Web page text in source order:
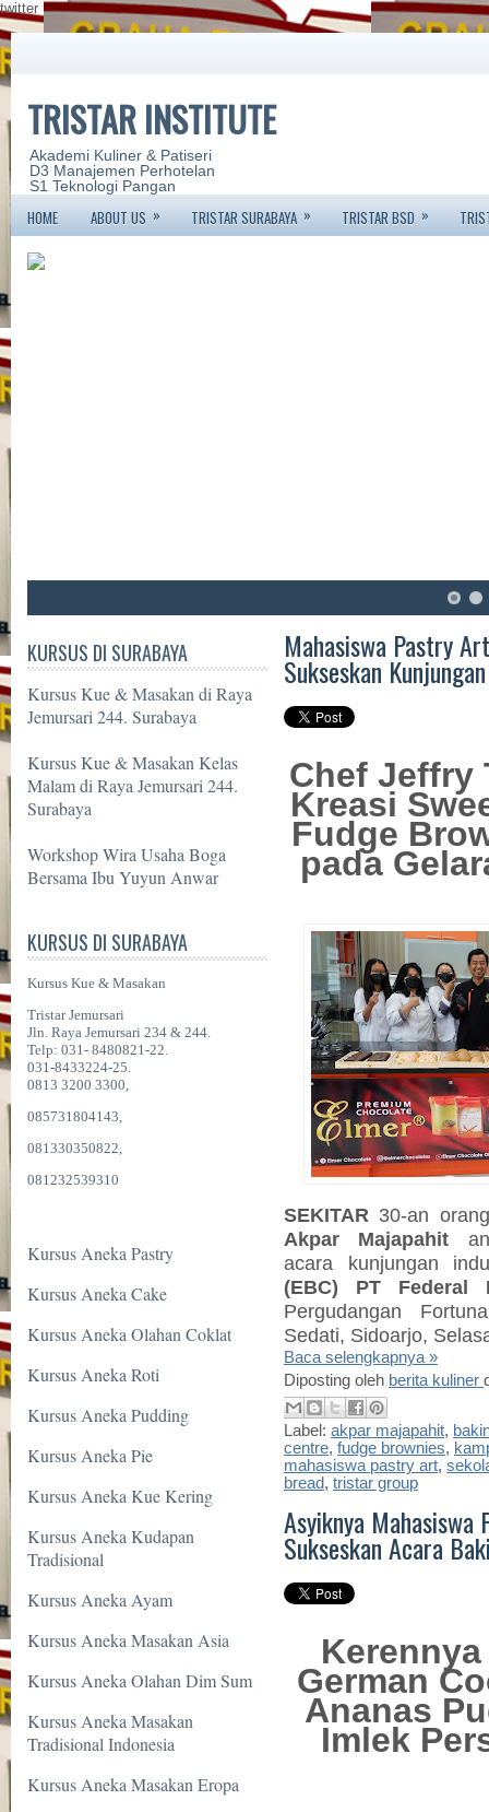
twitter
TRISTAR INSTITUTE
Akademi Kuliner & Patiseri
D3 Manajemen Perhotelan
S1 Teknologi Pangan
HOME ABOUT US » TRISTAR SURABAYA » TRISTAR BSD »
KURSUS DI SURABAYA
Kursus Kue & Masakan di Raya
Jemursari 244. Surabaya
Kursus Kue & Masakan Kelas
Malam di Raya Jemursari 244.
Surabaya
Workshop Wira Usaha Boga
Bersama Ibu Yuyun Anwar
KURSUS DI SURABAYA
Kursus Kue & Masakan
Tristar Jemursari
Jln. Raya Jemursari 234 & 244.
Telp: 031- 8480821-22.
031-8433224-25.
0813 3200 3300,
085731804143,
081330350822,
081232539310
Kursus Aneka Pastry
Kursus Aneka Cake
Kursus Aneka Olahan Coklat
Kursus Aneka Roti
Kursus Aneka Pudding
Kursus Aneka Pie
Kursus Aneka Kue Kering
Kursus Aneka Kudapan
Tradisional
Kursus Aneka Ayam
Kursus Aneka Masakan Asia
Kursus Aneka Olahan Dim Sum
Kursus Aneka Masakan
Tradisional Indonesia
Kursus Aneka Masakan Eropa
Mahasiswa Pastry
Sukseskan
Chef Jeffry
Kreasi
Fudge
pada
SEKITAR 30-an
Akpar Majapahit
acara kunjungan
(EBC) PT
Pergudangan
Sedati, Sidoarjo,
Baca selengkapnya »
Diposting oleh berita kuliner
Label: akpar majapahit,
centre, fudge brownies,
mahasiswa pastry art,
bread, tristar group
Asyiknya
Sukseskan Acara
German
Ananas
Imlek